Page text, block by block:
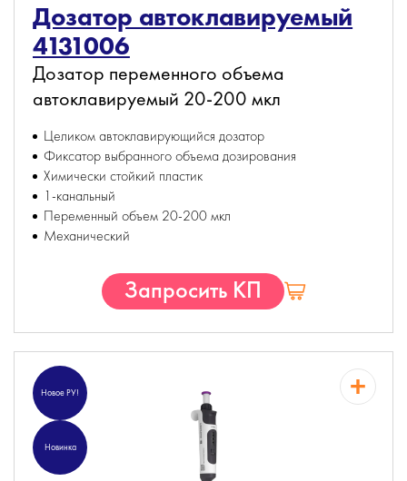
Дозатор автоклавируемый
4131006
Дозатор переменного объема
автоклавируемый 20-200 мкл
Целиком автоклавирующийся дозатор
Фиксатор выбранного объема дозирования
Химически стойкий пластик
1-канальный
Переменный объем 20-200 мкл
Механический
Запросить КП
Новое РУ!
Новинка